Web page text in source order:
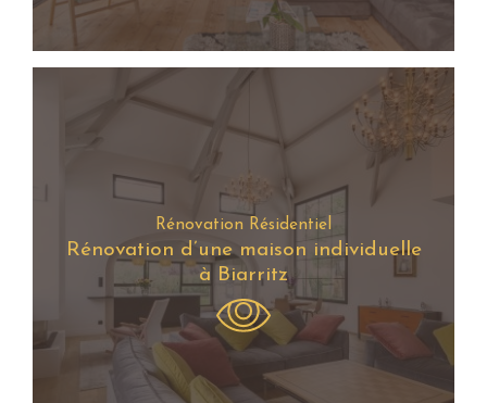
Rénovation Résidentiel
Rénovation d’une maison individuelle
à Biarritz